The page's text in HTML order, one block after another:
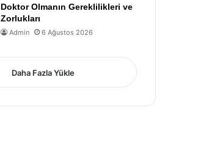
Doktor Olmanın Gereklilikleri ve
Zorlukları
Admin 6 Ağustos 2026
Daha Fazla Yükle